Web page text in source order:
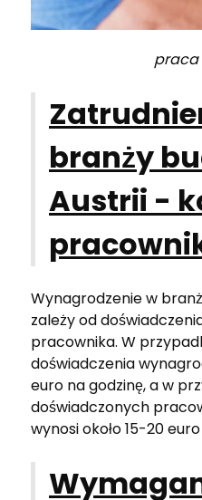
praca
branży
Austrii -
Wynagrodzenie w
zależy od
pracownika. W
doświadczenia
euro na godzinę, a w
doświadczonych
wynosi około 15-20